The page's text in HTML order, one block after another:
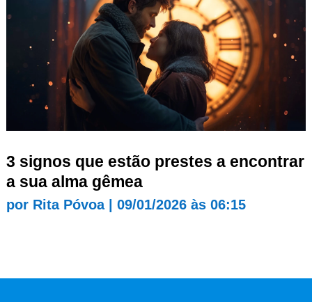
3 signos que estão prestes a encontrar
a sua alma gêmea
por Rita Póvoa| 09/01/2026 às 06:15